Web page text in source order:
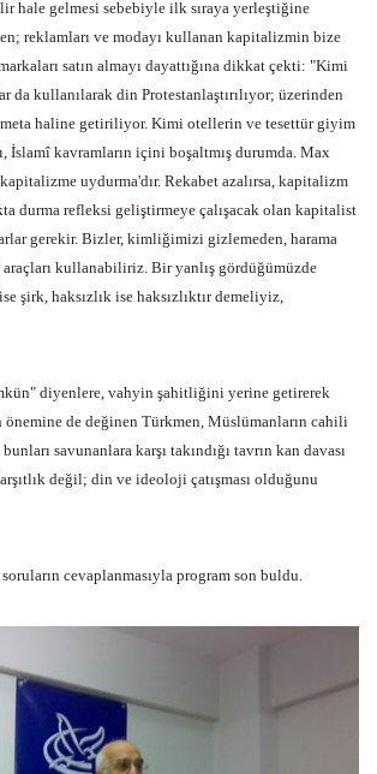
hale gelmesi sebebiyle ilk sıraya yerleştiğine
reklamları ve modayı kullanan kapitalizmin bize
satın almayı dayattığına dikkat çekti: "Kimi
da kullanılarak din Protestanlaştırılıyor; üzerinden
haline getiriliyor. Kimi otellerin ve tesettür giyim
İslamî kavramların içini boşaltmış durumda. Max
uydurma'dır. Rekabet azalırsa, kapitalizm
durma refleksi geliştirmeye çalışacak olan kapitalist
gerekir. Bizler, kimliğimizi gizlemeden, harama
kullanabiliriz. Bir yanlış gördüğümüzde
şirk, haksızlık ise haksızlıktır demeliyiz,
diyenlere, vahyin şahitliğini yerine getirerek
de değinen Türkmen, Müslümanların cahili
savunanlara karşı takındığı tavrın kan davası
değil; din ve ideoloji çatışması olduğunu
cevaplanmasıyla program son buldu.